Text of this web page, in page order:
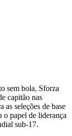
sem bola, Sforza
capitão nas
as seleções de base
o papel de liderança
sub-17.